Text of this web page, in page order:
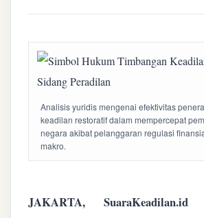
Analisis yuridis mengenai efektivitas
keadilan restoratif dalam mempercepat
negara akibat pelanggaran regulasi
makro.
JAKARTA, SuaraKeadilan.id